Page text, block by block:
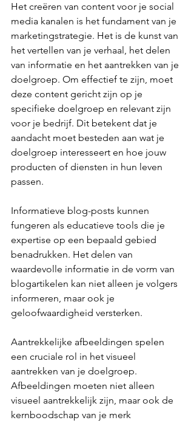
Het creëren van content voor je social
media kanalen is het fundament van je
marketingstrategie. Het is de kunst van
het vertellen van je verhaal, het delen
van informatie en het aantrekken van je
doelgroep. Om effectief te zijn, moet
deze content gericht zijn op je
specifieke doelgroep en relevant zijn
voor je bedrijf. Dit betekent dat je
aandacht moet besteden aan wat je
doelgroep interesseert en hoe jouw
producten of diensten in hun leven
passen.
Informatieve blog-posts kunnen
fungeren als educatieve tools die je
expertise op een bepaald gebied
benadrukken. Het delen van
waardevolle informatie in de vorm van
blogartikelen kan niet alleen je volgers
informeren, maar ook je
geloofwaardigheid versterken.
Aantrekkelijke afbeeldingen spelen
een cruciale rol in het visueel
aantrekken van je doelgroep.
Afbeeldingen moeten niet alleen
visueel aantrekkelijk zijn, maar ook de
kernboodschap van je merk